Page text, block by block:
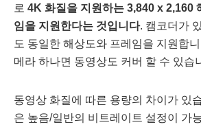
로 4K 화질을 지원하는 3,840 x 2,160
임을 지원한다는 것입니다. 캠코더가
도 동일한 해상도와 프레임을 지원합
메라 하나면 동영상도 커버 할 수 있습
동영상 화질에 따른 용량의 차이가 있
은 높음/일반의 비트레이트 설정이 가